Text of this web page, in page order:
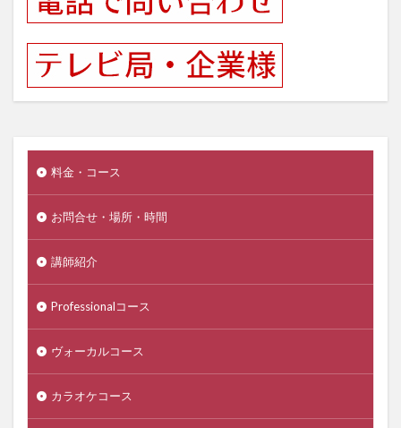
料金・コース
お問合せ・場所・時間
講師紹介
Professionalコース
ヴォーカルコース
カラオケコース